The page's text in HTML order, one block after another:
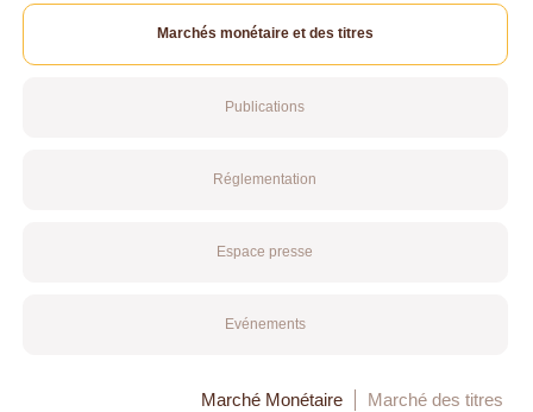
Marchés monétaire et des titres
Publications
Réglementation
Espace presse
Evénements
Marché Monétaire Marché des titres